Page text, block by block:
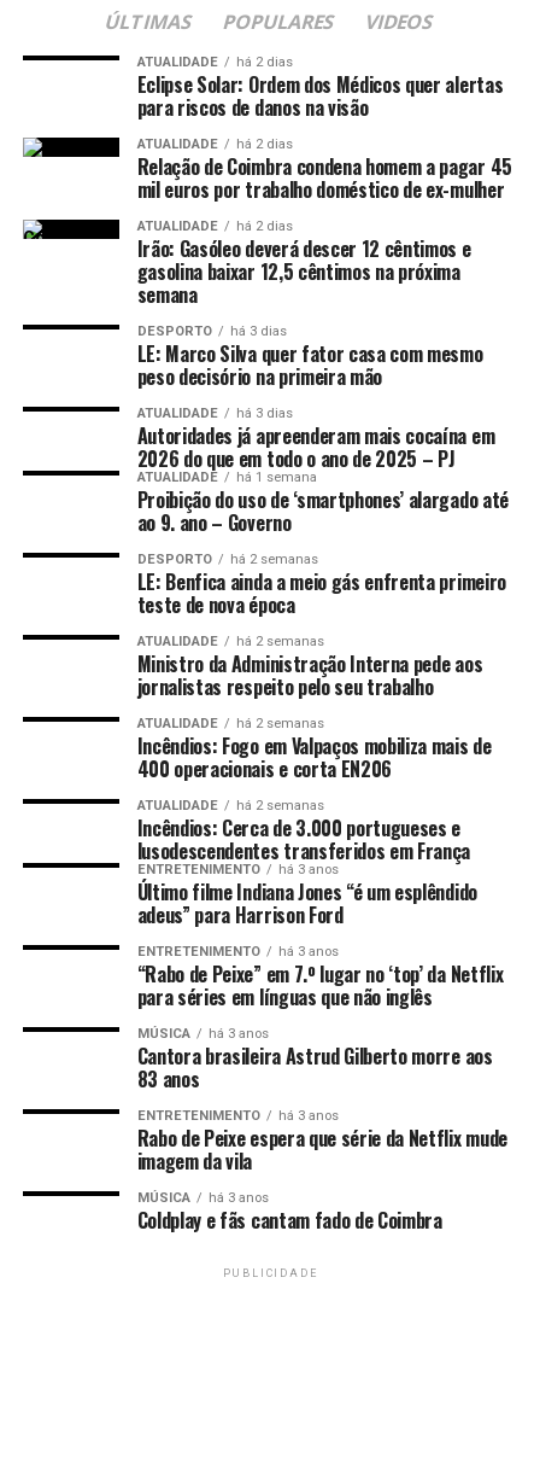
ÚLTIMAS POPULARES VIDEOS
ATUALIDADE há 2 dias
Eclipse Solar: Ordem dos Médicos quer alertas
para riscos de danos na visão
ATUALIDADE há 2 dias
Relação de Coimbra condena homem a pagar 45
mil euros por trabalho doméstico de ex-mulher
ATUALIDADE há 2 dias
Irão: Gasóleo deverá descer 12 cêntimos e
gasolina baixar 12,5 cêntimos na próxima
semana
DESPORTO há 3 dias
LE: Marco Silva quer fator casa com mesmo
peso decisório na primeira mão
ATUALIDADE há 3 dias
Autoridades já apreenderam mais cocaína em
2026 do que em todo o ano de 2025 – PJ
ATUALIDADE há 1 semana
Proibição do uso de ‘smartphones’ alargado até
ao 9. ano – Governo
DESPORTO há 2 semanas
LE: Benfica ainda a meio gás enfrenta primeiro
teste de nova época
ATUALIDADE há 2 semanas
Ministro da Administração Interna pede aos
jornalistas respeito pelo seu trabalho
ATUALIDADE há 2 semanas
Incêndios: Fogo em Valpaços mobiliza mais de
400 operacionais e corta EN206
ATUALIDADE há 2 semanas
Incêndios: Cerca de 3.000 portugueses e
lusodescendentes transferidos em França
ENTRETENIMENTO há 3 anos
Último filme Indiana Jones “é um esplêndido
adeus” para Harrison Ford
ENTRETENIMENTO há 3 anos
“Rabo de Peixe” em 7.º lugar no ‘top’ da Netflix
para séries em línguas que não inglês
MÚSICA há 3 anos
Cantora brasileira Astrud Gilberto morre aos
83 anos
ENTRETENIMENTO há 3 anos
Rabo de Peixe espera que série da Netflix mude
imagem da vila
MÚSICA há 3 anos
Coldplay e fãs cantam fado de Coimbra
PUBLICIDADE